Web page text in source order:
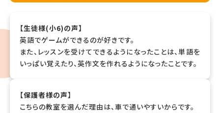
【生徒様(小6)の声】
英語でゲームができるのが好きです。
また、レッスンを受けてできるようになったことは、単語を
いっぱい覚えたり、英作文を作れるようになったことです。
【保護者様の声】
こちらの教室を選んだ理由は、車で通いやすいからです。